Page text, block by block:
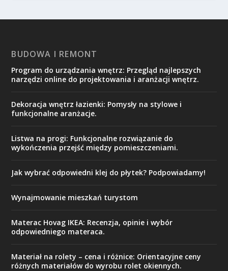
BUDOWA I REMONT
Program do urządzania wnętrz: Przegląd najlepszych
narzędzi online do projektowania i aranżacji wnętrz.
Dekoracja wnętrz łazienki: Pomysły na stylowe i
funkcjonalne aranżacje.
Listwa na progi: Funkcjonalne rozwiązanie do
wykończenia przejść między pomieszczeniami.
Jak wybrać odpowiedni klej do płytek? Podpowiadamy!
Wynajmowanie mieszkań turystom
Materac Hovag IKEA: Recenzja, opinie i wybór
odpowiedniego materaca.
Materiał na rolety – cena i różnice: Orientacyjne ceny
różnych materiałów do wyrobu rolet okiennych.